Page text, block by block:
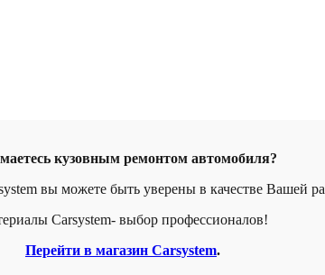
кузовным ремонтом автомобиля?
вы можете быть уверены в качестве Вашей
Carsystem- выбор профессионалов!
Перейти в магазин Carsystem.